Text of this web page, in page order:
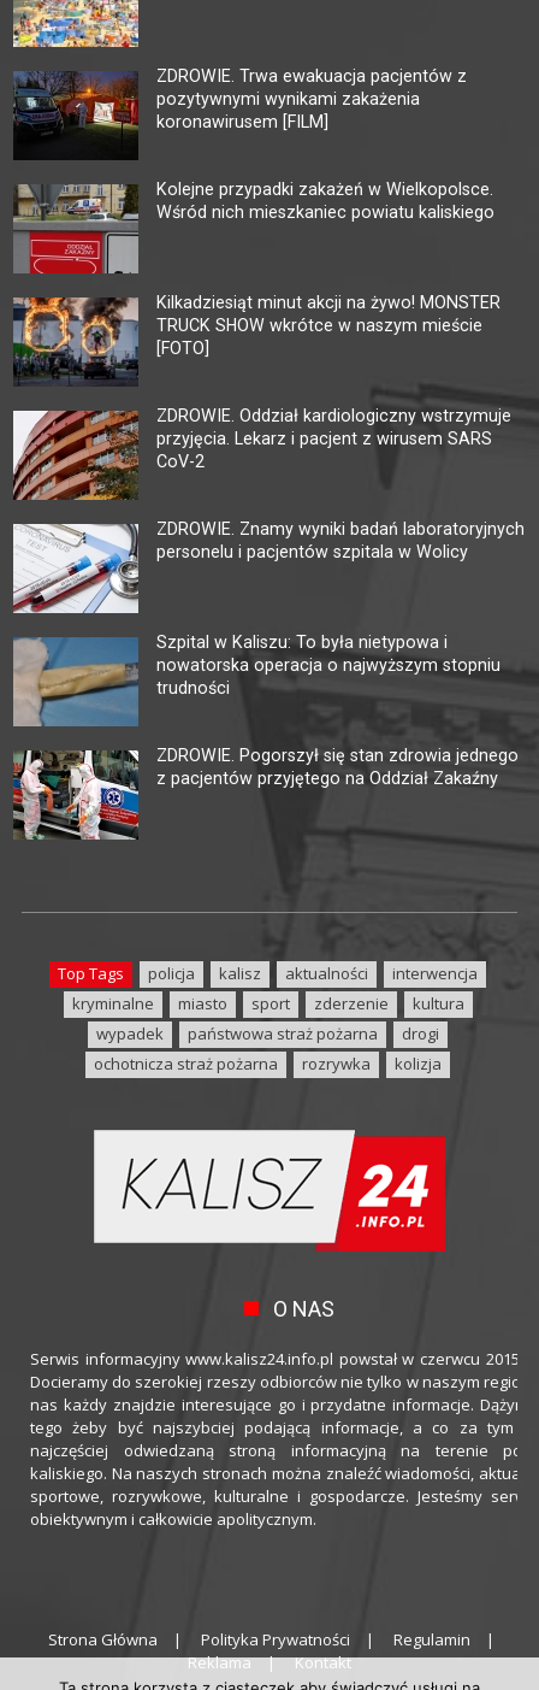
ZDROWIE. Trwa ewakuacja pacjentów z
pozytywnymi wynikami zakażenia
koronawirusem [FILM]
Kolejne przypadki zakażeń w Wielkopolsce.
Wśród nich mieszkaniec powiatu kaliskiego
Kilkadziesiąt minut akcji na żywo! MONSTER
TRUCK SHOW wkrótce w naszym mieście
[FOTO]
ZDROWIE. Oddział kardiologiczny wstrzymuje
przyjęcia. Lekarz i pacjent z wirusem SARS
CoV-2
ZDROWIE. Znamy wyniki badań laboratoryjnych
personelu i pacjentów szpitala w Wolicy
Szpital w Kaliszu: To była nietypowa i
nowatorska operacja o najwyższym stopniu
trudności
ZDROWIE. Pogorszył się stan zdrowia jednego
z pacjentów przyjętego na Oddział Zakaźny
Top Tags policja kalisz aktualności
interwencja
kryminalne
miasto sport zderzenie
kultura
wypadek
państwowa straż pożarna
drogi
ochotnicza straż pożarna
rozrywka kolizja
O NAS
Serwis informacyjny www.kalisz24.info.pl powstał w czerwcu 2015
Docieramy do szerokiej rzeszy odbiorców nie tylko w naszym
nas każdy znajdzie interesujące go i przydatne informacje.
tego żeby być najszybciej podającą informacje, a co za tym
najczęściej odwiedzaną stroną informacyjną na terenie
kaliskiego. Na naszych stronach można znaleźć wiadomości,
sportowe, rozrywkowe, kulturalne i gospodarcze. Jesteśmy
obiektywnym i całkowicie apolitycznym.
Strona Główna Polityka Prywatności
Regulamin
Reklama
Kontakt